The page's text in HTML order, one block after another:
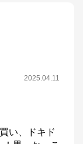
2025.04.11
い、ドキド